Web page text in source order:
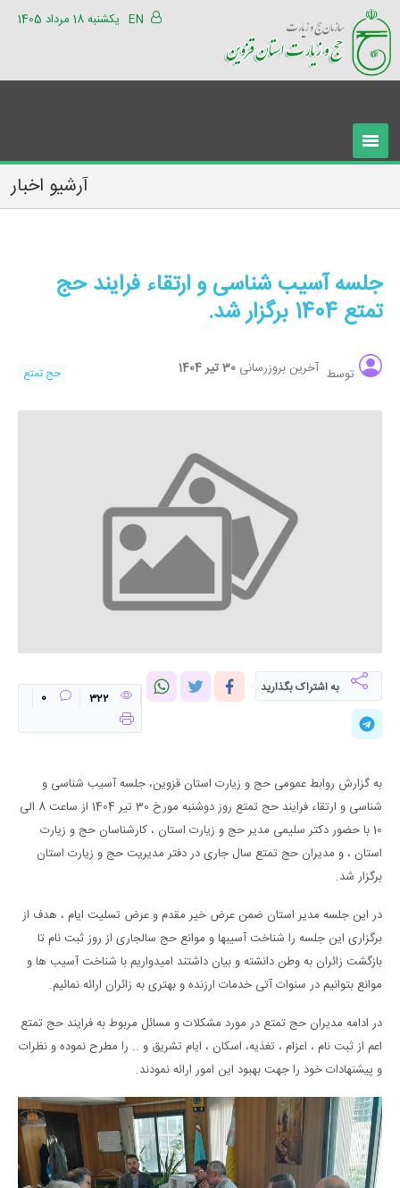
یکشنبه 18 مرداد 1405 EN
آرشیو اخبار
جلسه آسیب شناسی و ارتقاء فرایند حج
تمتع 1404 برگزار شد.
توسط آخرین بروزرسانی 30 تیر 1404 حج تمتع
به اشتراک بگذارید
322
0
به گزارش روابط عمومی حج و زیارت استان قزوین، جلسه آسیب شناسی و
شناسی و ارتقاء فرایند حج تمتع روز دوشنبه مورخ 30 تیر 1404 از ساعت 8 الی
10 با حضور دکتر سلیمی مدیر حج و زیارت استان ، کارشناسان حج و زیارت
استان ، و مدیران حج تمتع سال جاری در دفتر مدیریت حج و زیارت استان
برگزار شد.
در این جلسه مدیر استان ضمن عرض خیر مقدم و عرض تسلیت ایام ، هدف از
برگزاری این جلسه را شناخت آسیبها و موانع حج سالجاری از روز ثبت نام تا
بازگشت زائران به وطن دانشته و بیان داشتند امیدواریم با شناخت آسیب ها و
موانع بتوانیم در سنوات آتی خدمات ارزنده و بهتری به زائران ارائه نمائیم.
در ادامه مدیران حج تمتع در مورد مشکلات و مسائل مربوط به فرایند حج تمتع
اعم از ثبت نام ، اعزام ، تغذیه، اسکان ، ایام تشریق و .. را مطرح نموده و نظرات
و پیشنهادات خود را جهت بهبود این امور ارائه نمودند.